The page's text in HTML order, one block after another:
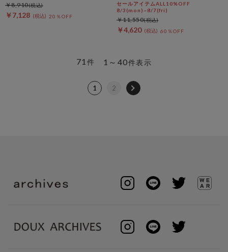
￥7,128 20％OFF
￥8,910
セールアイテムALL10%OFF
8/3(mon)~8/7(fri)
￥4,620 60％OFF
￥11,550
1～40件表示
71件
1 2